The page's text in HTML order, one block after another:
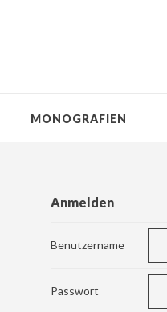
MONOGRAFIEN
Anmelden
Benutzername
Passwort